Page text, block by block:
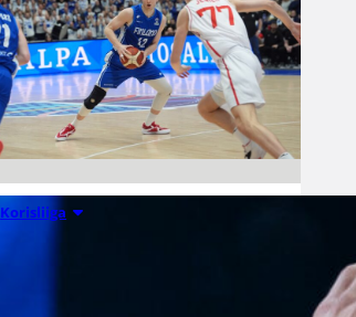
Korisliiga